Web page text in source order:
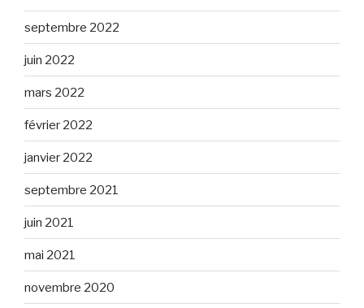
septembre 2022
juin 2022
mars 2022
février 2022
janvier 2022
septembre 2021
juin 2021
mai 2021
novembre 2020